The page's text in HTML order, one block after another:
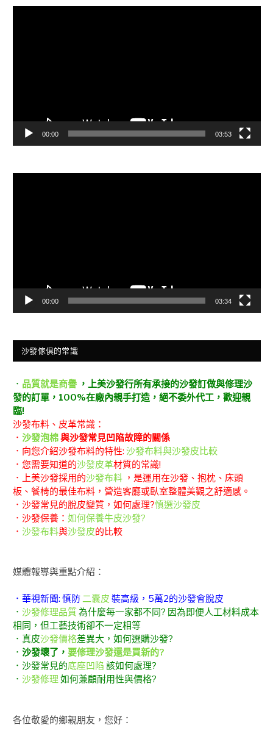
00:00 03:53
00:00 03:34
沙發傢俱的常識
． 品質就是商譽，上美沙發行所有承接的沙發訂做與修理沙
發的訂單，100%在廠內親手打造，絕不委外代工，歡迎親
臨!
沙發布料、皮革常識：
． 沙發泡棉與沙發常見凹陷故障的關係
．向您介紹沙發布料的特性: 沙發布料與沙發皮比較
．您需要知道的沙發皮革材質的常識!
．上美沙發採用的沙發布料 ，是運用在沙發、抱枕、床頭
板、餐椅的最佳布料，營造客廳或臥室整體美觀之舒適感。
．沙發常見的脫皮變質，如何處理?慎選沙發皮
．沙發保養： 如何保養牛皮沙發?
． 沙發布料與沙發皮的比較
媒體報導與重點介紹：
．華視新聞: 慎防二囊皮 裝高級，5萬2的沙發會脫皮
． 沙發修理品質為什麼每一家都不同? 因為即便人工材料成本
相同，但工藝技術卻不一定相等
．真皮沙發價格差異大，如何選購沙發?
． 沙發壞了， 要修理沙發還是買新的?
．沙發常見的底座凹陷 該如何處理?
． 沙發修理 如何兼顧耐用性與價格?
各位敬愛的鄉親朋友，您好：